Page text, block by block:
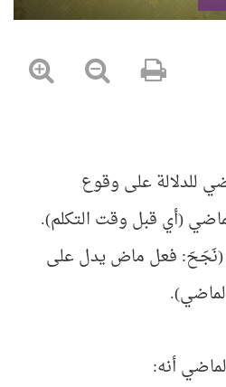
للدلالة على وقوع
(أي قبل وقت التكلم).
(نَجَحَ: فعل ماض يدل على
أنه: